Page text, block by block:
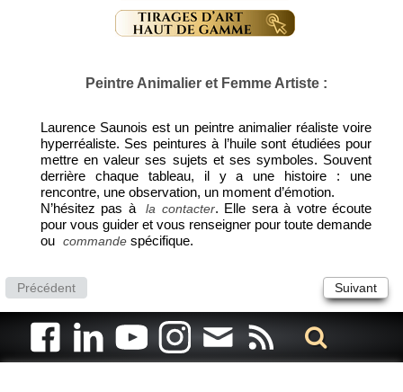
Peintre Animalier et Femme Artiste :
Laurence Saunois est un peintre animalier réaliste voire
hyperréaliste. Ses peintures à l’huile sont étudiées pour
mettre en valeur ses sujets et ses symboles. Souvent
derrière chaque tableau, il y a une histoire : une
rencontre, une observation, un moment d’émotion.
N’hésitez pas à
la contacter. Elle sera à votre écoute
pour vous guider et vous renseigner pour toute demande
ou commande spécifique.
Précédent Suivant